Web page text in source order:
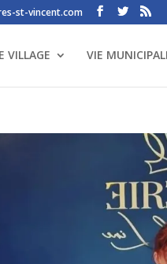
st-vincent.com
VILLAGE VIE